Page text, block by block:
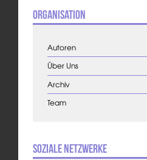
Organisation
Autoren
Über Uns
Archiv
Team
Soziale Netzwerke